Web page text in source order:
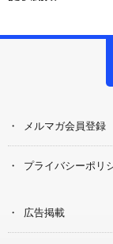
メルマガ会員登録
プライバシーポリ
広告掲載